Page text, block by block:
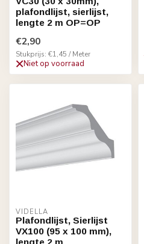
plafondlijst, sierlijst,
lengte 2 m OP=OP
€2,90
Stukprijs: €1,45 / Meter
Niet op voorraad
VIDELLA
Plafondlijst, Sierlijst
VX100 (95 x 100 mm),
lengte 2 m